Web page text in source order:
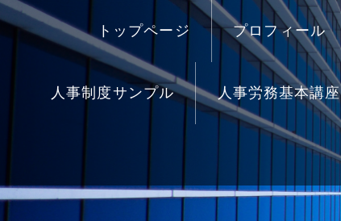
トップページ プロフィール
人事制度サンプル 人事労務基本講座